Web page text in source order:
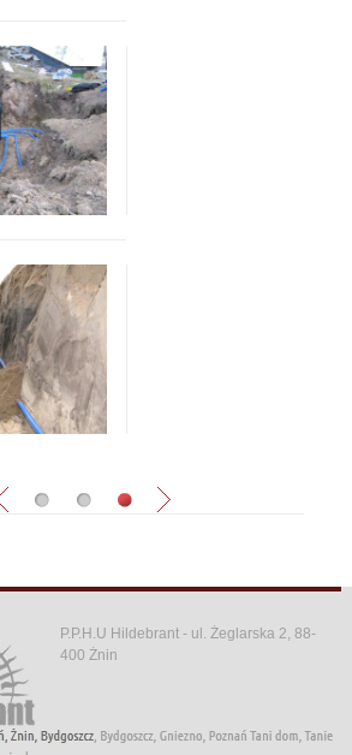
P.P.H.U Hildebrant - ul. Żeglarska 2, 88-
400 Żnin